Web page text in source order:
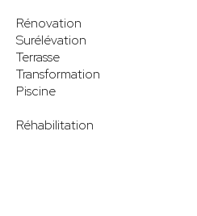
Rénovation
Surélévation
Terrasse
Transformation
Piscine
Réhabilitation